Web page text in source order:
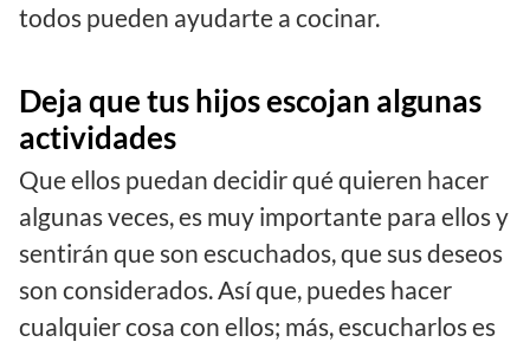
todos pueden ayudarte a cocinar.
Deja que tus hijos escojan algunas
actividades
Que ellos puedan decidir qué quieren hacer
algunas veces, es muy importante para ellos y
sentirán que son escuchados, que sus deseos
son considerados. Así que, puedes hacer
cualquier cosa con ellos; más, escucharlos es